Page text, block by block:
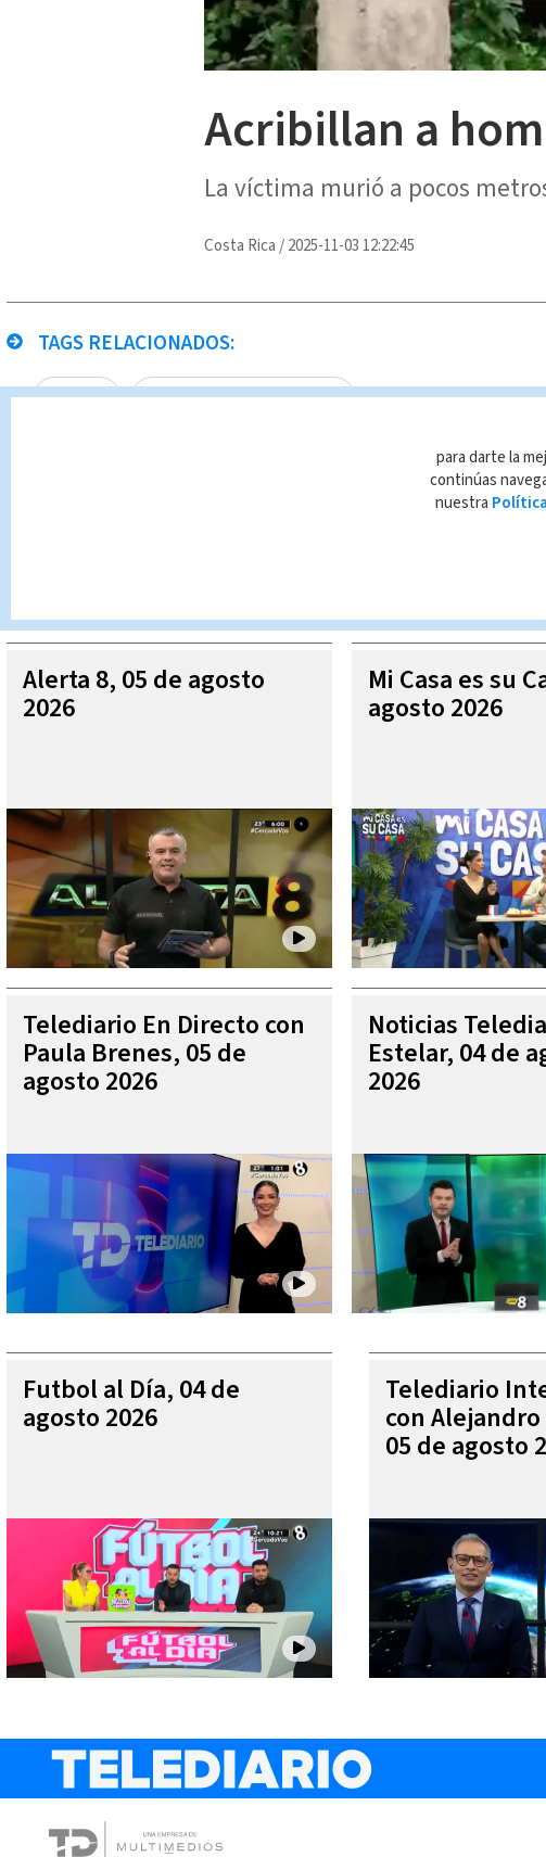
Acribillan a
La víctima murió a pocos
Costa Rica /2025-11-03 12:22:45
TAGS RELACIONADOS:
Cartago Noticias Telediario Estelar
Queda prohibida la reproducción total o parcial del contenido de esta
MÁS
Alerta 8, 05 de agosto
2026
Mi Casa es su
agosto 2026
Telediario En Directo con
Paula Brenes, 05 de
agosto 2026
Noticias
Estelar, 04 de
2026
Futbol al Día, 04 de
agosto 2026
Telediario
con
05 de agosto
para darte la
continúas
nuestra